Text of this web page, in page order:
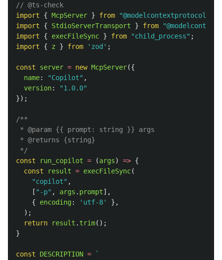
// @ts-check
import
{ McpServer } from "@modelcontextprotocol/
import
{ StdioServerTransport } from "
import
{ execFileSync } from "child_process" ;
import
{ z } from ' zod ' ;
const server = new McpServer({
name: "Copilot" ,
version: "1.0.0"
});
/**
* @param {{ prompt: string }} args
* @returns {string}
*/
const
run_copilot = (args) => {
const
result = execFileSync(
"copilot" ,
[ " -p" , args . prompt],
{
encoding: ' utf-8'
},
);
return
result . trim();
}
const DESCRIPTION =
`